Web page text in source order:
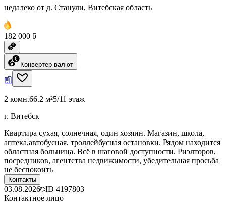
недалеко от д. Станули, Витебская область
182 000 ƃ
Конвертер валют
2 комн.66.2 м²5/11 этаж
г. Витебск
Квартира сухая, солнечная, один хозяин. Магазин, школа,
аптека,автобусная, троллейбусная остановки. Рядом находится
областная больница. Всё в шаговой доступности. Риэлторов,
посредников, агентства недвижимости, убедительная просьба
не беспокоить
Контакты
03.08.2026 ID 4197803
Контактное лицо